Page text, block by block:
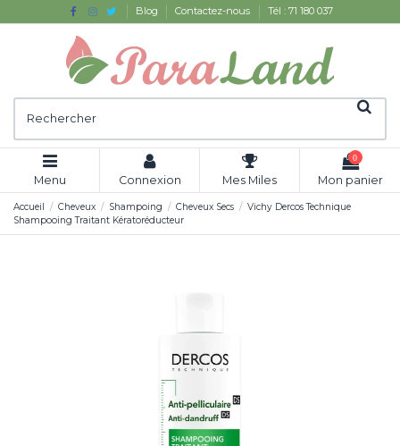
Blog Contactez-nous Tél : 71 180 037
Menu Connexion Mes Miles
0
Mon panier
Accueil Cheveux Shampoing Cheveux Secs
Vichy Dercos Technique
Shampooing Traitant Kératoréducteur